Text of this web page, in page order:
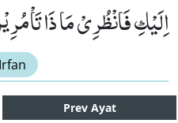
اِلَیْكِ فَانْظُرِیْ مَا ذَا
Prev Ayat